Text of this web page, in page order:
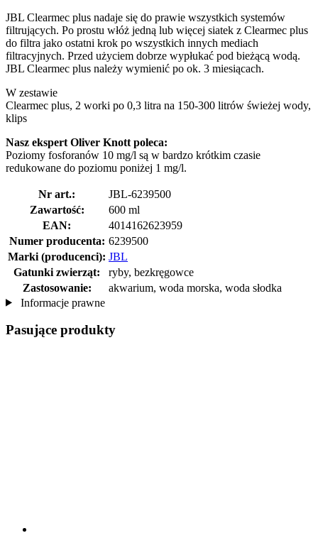
JBL Clearmec plus nadaje się do prawie wszystkich systemów
filtrujących. Po prostu włóż jedną lub więcej siatek z Clearmec plus
do filtra jako ostatni krok po wszystkich innych mediach
filtracyjnych. Przed użyciem dobrze wypłukać pod bieżącą wodą.
JBL Clearmec plus należy wymienić po ok. 3 miesiącach.
W zestawie
Clearmec plus, 2 worki po 0,3 litra na 150-300 litrów świeżej wody,
klips
Nasz ekspert Oliver Knott poleca:
Poziomy fosforanów 10 mg/l są w bardzo krótkim czasie
redukowane do poziomu poniżej 1 mg/l.
Nr art.:
JBL-6239500
Zawartość:
600 ml
EAN:
4014162623959
Numer producenta: 6239500
Marki (producenci): JBL
Gatunki zwierząt:
ryby, bezkręgowce
Zastosowanie:
akwarium, woda morska, woda słodka
Informacje prawne
Pasujące produkty